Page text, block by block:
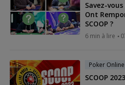
Savez-
Ont
SCOOP ?
6 min à lire
Poker Online
SCOOP